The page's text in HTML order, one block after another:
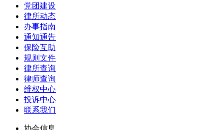
党团建设
律所动态
办事指南
通知通告
保险互助
规则文件
律所查询
律师查询
维权中心
投诉中心
联系我们
协会信息